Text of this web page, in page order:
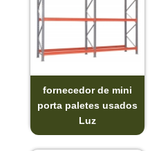
fornecedor de mini
porta paletes usados
Luz